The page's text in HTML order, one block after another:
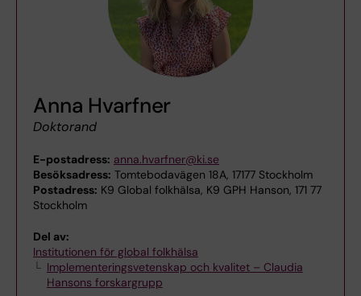
Anna Hvarfner
Doktorand
E-postadress: anna.hvarfner@ki.se
Besöksadress: Tomtebodavägen 18A, 17177 Stockholm
Postadress: K9 Global folkhälsa, K9 GPH Hanson, 171 77
Stockholm
Del av:
Institutionen för global folkhälsa
Implementeringsvetenskap och kvalitet – Claudia
Hansons forskargrupp